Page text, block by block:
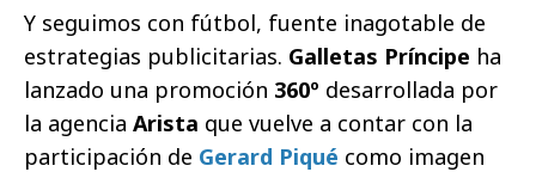
Y seguimos con fútbol, fuente inagotable de
estrategias publicitarias. Galletas Príncipe ha
lanzado una promoción 360º desarrollada por
la agencia Arista que vuelve a contar con la
participación de Gerard Piqué como imagen